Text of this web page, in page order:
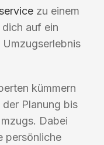
zu einem
auf ein
kümmern
Planung bis
Dabei
persönliche